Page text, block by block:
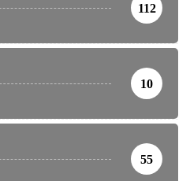
112
10
55